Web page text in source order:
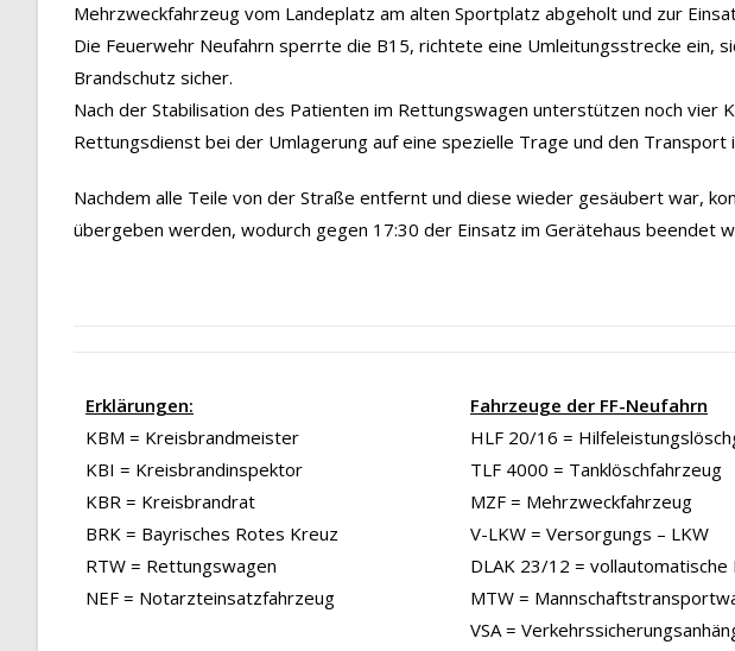
Mehrzweckfahrzeug vom Landeplatz am alten Sportplatz abgeholt und zur
Die Feuerwehr Neufahrn sperrte die B15, richtete eine Umleitungsstrecke ein,
Brandschutz sicher.
Nach der Stabilisation des Patienten im Rettungswagen unterstützen noch vier
Rettungsdienst bei der Umlagerung auf eine spezielle Trage und den Transport
Nachdem alle Teile von der Straße entfernt und diese wieder gesäubert war,
übergeben werden, wodurch gegen 17:30 der Einsatz im Gerätehaus beendet
Erklärungen:
KBM = Kreisbrandmeister
KBI = Kreisbrandinspektor
KBR = Kreisbrandrat
BRK = Bayrisches Rotes Kreuz
RTW = Rettungswagen
NEF = Notarzteinsatzfahrzeug
Fahrzeuge der FF-Neufahrn
HLF 20/16 =
TLF 4000 = Tanklöschfahrzeug
MZF = Mehrzweckfahrzeug
V-LKW = Versorgungs – LKW
DLAK 23/12 =
MTW =
VSA =